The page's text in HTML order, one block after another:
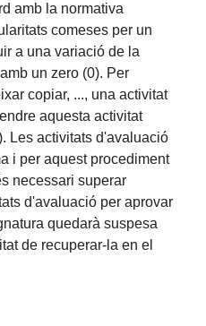
amb la normativa
comeses per un
a una variació de la
un zero (0). Per
copiar, ..., una activitat
aquesta activitat
Les activitats d'avaluació
i per aquest procediment
necessari superar
d'avaluació per aprovar
quedarà suspesa
de recuperar-la en el